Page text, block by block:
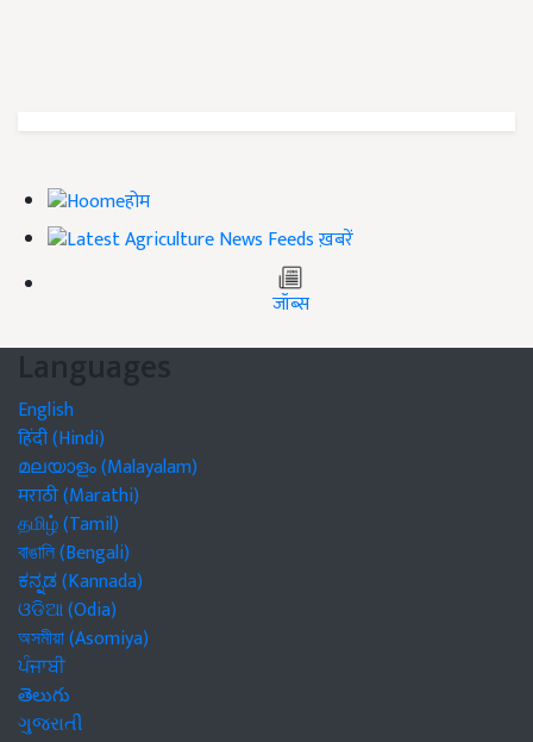
होम
ख़बरें
जॉब्स
Languages
English
हिंदी (Hindi)
മലയാളം (Malayalam)
मराठी (Marathi)
தமிழ் (Tamil)
বাঙালি (Bengali)
ಕನ್ನಡ (Kannada)
ଓଡିଆ (Odia)
অসমীয়া (Asomiya)
ਪੰਜਾਬੀ
తెలుగు
ગુજરાતી